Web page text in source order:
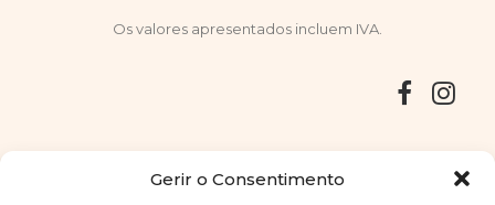
Gerir o Consentimento
Os valores apresentados incluem IVA.